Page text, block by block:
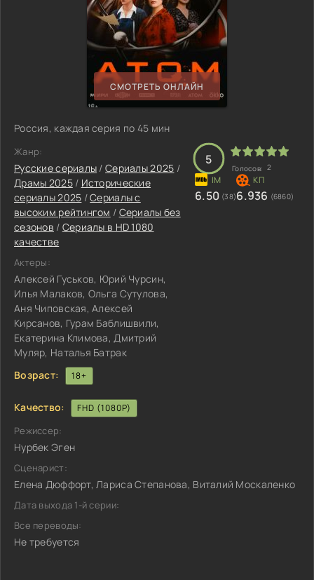
СМОТРЕТЬ ОНЛАЙН
Россия, каждая серия по 45 мин
Жанр:
Русские сериалы /Сериалы 2025 /
Драмы 2025/ Исторические
сериалы 2025 /Сериалы с
высоким рейтингом / Сериалы без
сезонов / Сериалы в HD 1080
качестве
Актеры:
Алексей Гуськов, Юрий Чурсин,
Илья Малаков, Ольга Сутулова,
Аня Чиповская, Алексей
Кирсанов, Гурам Баблишвили,
Екатерина Климова, Дмитрий
Муляр, Наталья Батрак
Возраст:
18+
5
Голосов: 2
6.50 (38)6.936 (6860)
Качество: FHD (1080P)
Режиссер:
Нурбек Эген
Сценарист:
Елена Дюффорт, Лариса Степанова, Виталий Москаленко
Дата выхода 1-й серии:
Все переводы:
Не требуется